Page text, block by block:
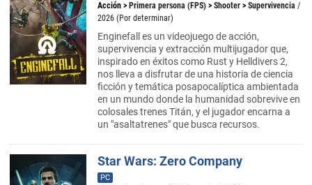
Acción > Primera persona (FPS) > Shooter > Supervivencia /
2026 (Por determinar)
Enginefall es un videojuego de acción,
supervivencia y extracción multijugador que,
inspirado en éxitos como Rust y Helldivers 2,
nos lleva a disfrutar de una historia de ciencia
ficción y temática posapocalíptica ambientada
en un mundo donde la humanidad sobrevive en
colosales trenes Titán, y el jugador encarna a
un "asaltatrenes" que busca recursos.
Star Wars: Zero Company
PC